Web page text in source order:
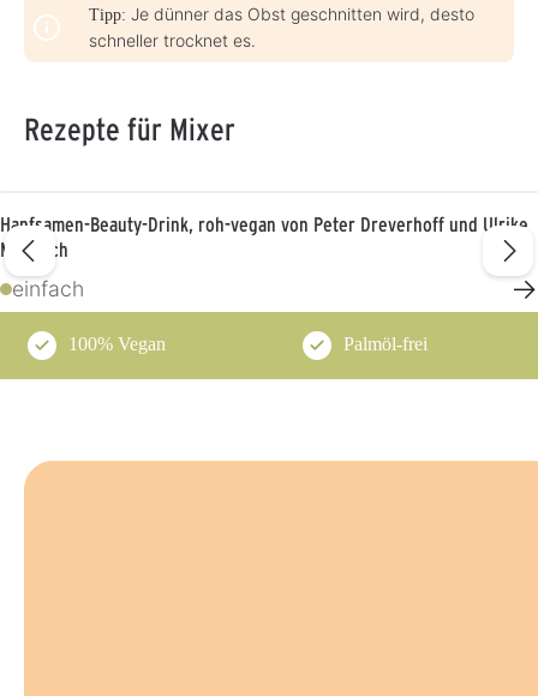
Tipp: Je dünner das Obst geschnitten wird, desto
schneller trocknet es.
Rezepte für Mixer
Hanfsamen-Beauty-Drink, roh-vegan von Peter Dreverhoff und Ulrike
Martwich
einfach →
100% Vegan Palmöl-frei